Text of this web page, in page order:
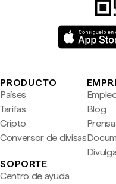
PRODUCTO
Países
Tarifas
Cripto
Conversor de divisas
Blog
Prensa
SOPORTE
Centro de ayuda